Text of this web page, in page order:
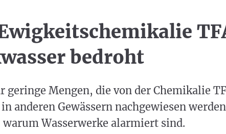
bedroht
geringe Mengen, die von der Chemikalie
anderen Gewässern nachgewiesen
Wasserwerke alarmiert sind.